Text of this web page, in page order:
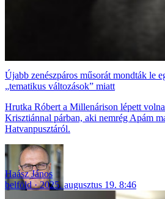
Újabb zenészpáros műsorát mondták le
„tematikus változások” miatt
Hrutka Róbert a Millenárison lépett
Krisztiánnal párban, aki nemrég Apám
Hatvanpusztáról.
Haász János
belföld
2025. augusztus 19. 8:46